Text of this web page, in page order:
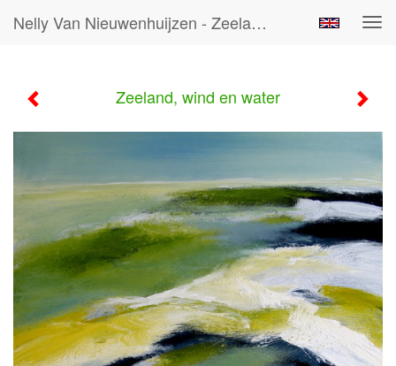
Nelly Van Nieuwenhuijzen - Zeeland, Wind En Water
Zeeland, wind en water